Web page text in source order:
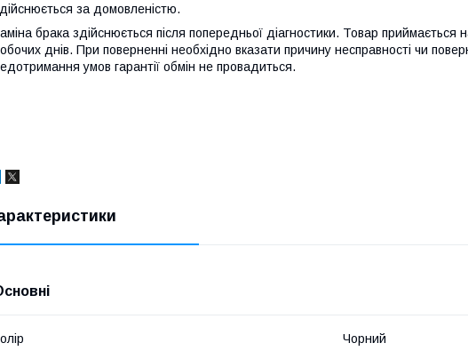
за домовленістю.
брака здійснюється після попередньої діагностики. Товар приймається
днів. При поверненні необхідно вказати причину несправності чи
умов гарантії обмін не провадиться.
Чорний